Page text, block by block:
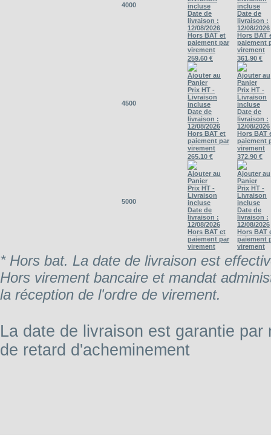
4000
incluse
Date de
livraison :
12/08/2026
Hors BAT et
paiement par
virement
incluse
Date de
livraison :
12/08/2026
Hors BAT
paiement
virement
4500
259.60 €
Ajouter au
Panier
Prix HT -
Livraison
incluse
Date de
livraison :
12/08/2026
Hors BAT et
paiement par
virement
361.90 €
Ajouter au
Panier
Prix HT -
Livraison
incluse
Date de
livraison :
12/08/2026
Hors BAT
paiement
virement
5000
265.10 €
Ajouter au
Panier
Prix HT -
Livraison
incluse
Date de
livraison :
12/08/2026
Hors BAT et
paiement par
virement
372.90 €
Ajouter au
Panier
Prix HT -
Livraison
incluse
Date de
livraison :
12/08/2026
Hors BAT
paiement
virement
* Hors bat. La date de livraison est
Hors virement bancaire et mandat
la réception de l'ordre de virement.
La date de livraison est garantie
de retard d'acheminement